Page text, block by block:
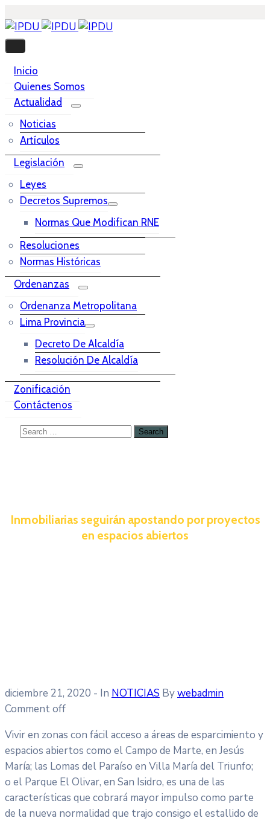
Inicio
Quienes Somos
Actualidad
Noticias
Artículos
Legislación
Leyes
Decretos Supremos
Normas Que Modifican RNE
Resoluciones
Normas Históricas
Ordenanzas
Ordenanza Metropolitana
Lima Provincia
Decreto De Alcaldía
Resolución De Alcaldía
Zonificación
Contáctenos
Inmobiliarias seguirán apostando por proyectos
en espacios abiertos
diciembre 21, 2020 - In NOTICIAS Bywebadmin
Comment off
Vivir en zonas con fácil acceso a áreas de esparcimiento y
espacios abiertos como el Campo de Marte, en Jesús
María; las Lomas del Paraíso en Villa María del Triunfo;
o el Parque El Olivar, en San Isidro, es una de las
características que cobrará mayor impulso como parte
de la nueva normalidad que trajo consigo el estallido de